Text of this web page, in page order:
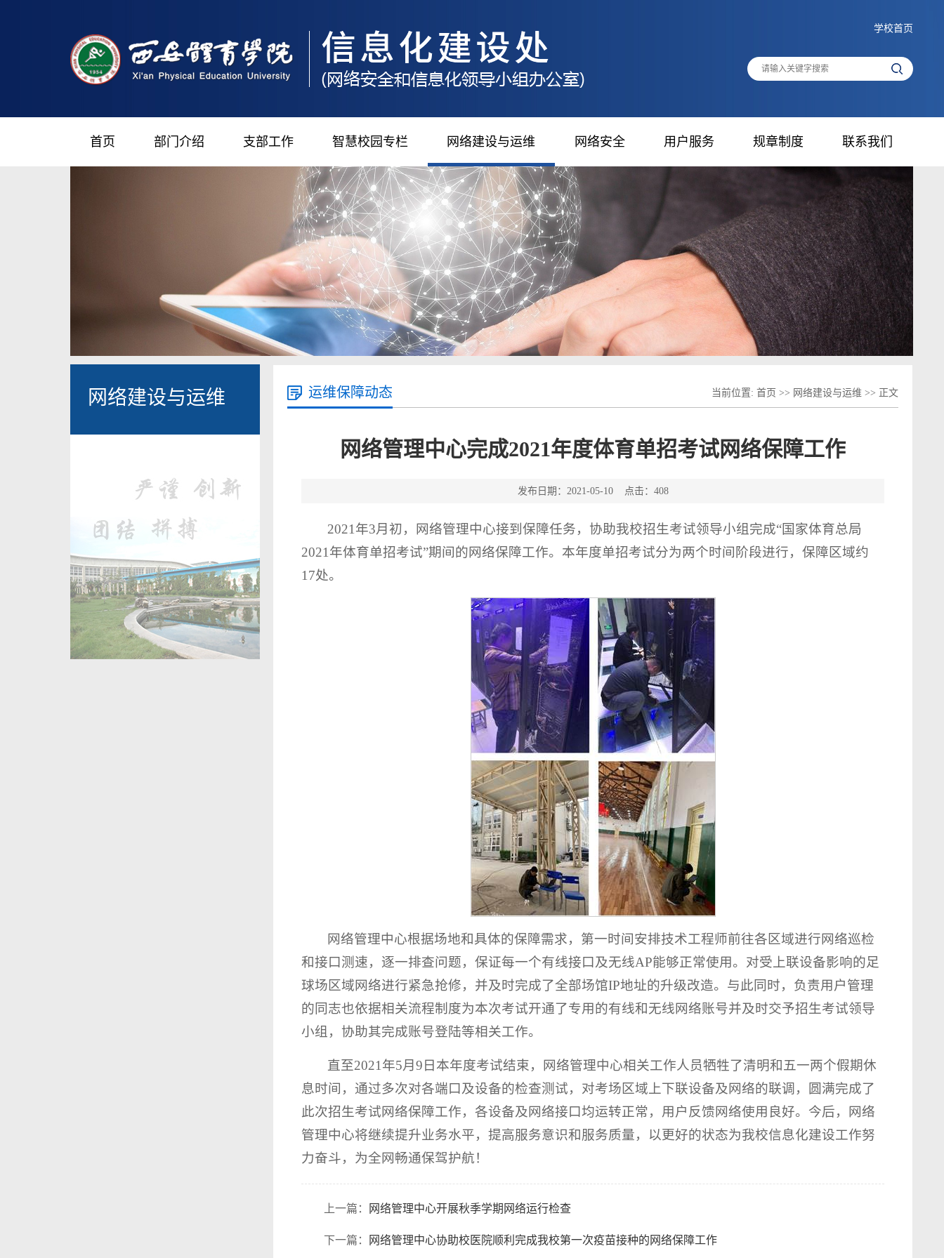
学校首页
首页 部门介绍 支部工作 智慧校园专栏 网络建设与运维 网络安全 用户服务 规章制度 联系我们
网络建设与运维 运维保障动态 当前位置: 首页 >> 网络建设与运维 >> 正文
网络管理中心完成2021年度体育单招考试网络保障工作
发布日期：2021-05-10 点击： 408
2021年3月初，网络管理中心接到保障任务，协助我校招生考试领导小组完成“国家体育总局
2021年体育单招考试”期间的网络保障工作。本年度单招考试分为两个时间阶段进行，保障区域约
17处。
网络管理中心根据场地和具体的保障需求，第一时间安排技术工程师前往各区域进行网络巡检
和接口测速，逐一排查问题，保证每一个有线接口及无线AP能够正常使用。对受上联设备影响的足
球场区域网络进行紧急抢修，并及时完成了全部场馆IP地址的升级改造。与此同时，负责用户管理
的同志也依据相关流程制度为本次考试开通了专用的有线和无线网络账号并及时交予招生考试领导
小组，协助其完成账号登陆等相关工作。
直至2021年5月9日本年度考试结束，网络管理中心相关工作人员牺牲了清明和五一两个假期休
息时间，通过多次对各端口及设备的检查测试，对考场区域上下联设备及网络的联调，圆满完成了
此次招生考试网络保障工作，各设备及网络接口均运转正常，用户反馈网络使用良好。今后，网络
管理中心将继续提升业务水平，提高服务意识和服务质量，以更好的状态为我校信息化建设工作努
力奋斗，为全网畅通保驾护航！
上一篇： 网络管理中心开展秋季学期网络运行检查
下一篇： 网络管理中心协助校医院顺利完成我校第一次疫苗接种的网络保障工作